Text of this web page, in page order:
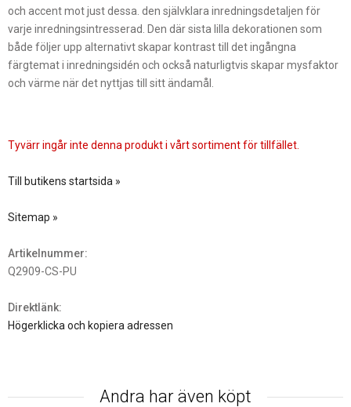
och accent mot just dessa. den självklara inredningsdetaljen för
varje inredningsintresserad. Den där sista lilla dekorationen som
både följer upp alternativt skapar kontrast till det ingångna
färgtemat i inredningsidén och också naturligtvis skapar mysfaktor
och värme när det nyttjas till sitt ändamål.
Tyvärr ingår inte denna produkt i vårt sortiment för tillfället.
Till butikens startsida »
Sitemap »
Artikelnummer:
Q2909-CS-PU
Direktlänk:
Högerklicka och kopiera adressen
Andra har även köpt